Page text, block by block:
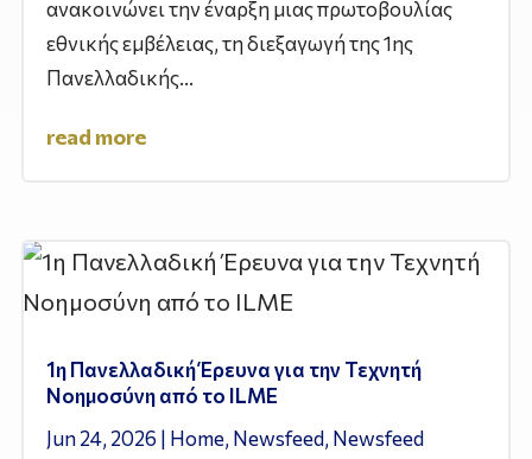
ανακοινώνει την έναρξη μιας πρωτοβουλίας
εθνικής εμβέλειας, τη διεξαγωγή της 1ης
Πανελλαδικής...
read more
1η Πανελλαδική Έρευνα για την Τεχνητή
Νοημοσύνη από το ILME
Jun 24, 2026 | Home, Newsfeed, Newsfeed